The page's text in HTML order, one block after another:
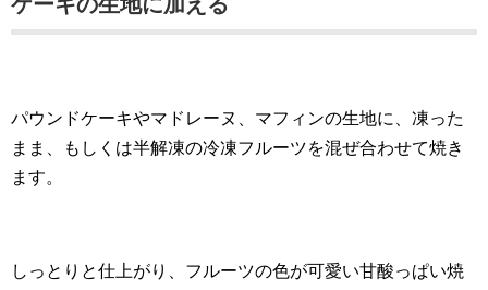
パウンドケーキやマドレーヌ、マフィンの生地に、凍った
まま、もしくは半解凍の冷凍フルーツを混ぜ合わせて焼き
ます。
しっとりと仕上がり、フルーツの色が可愛い甘酸っぱい焼